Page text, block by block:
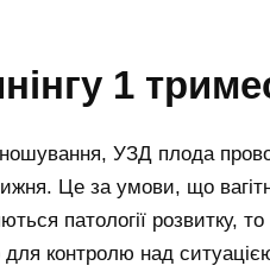
1
УЗД плода
Це за умови, що
патології розвитку,
для контролю над